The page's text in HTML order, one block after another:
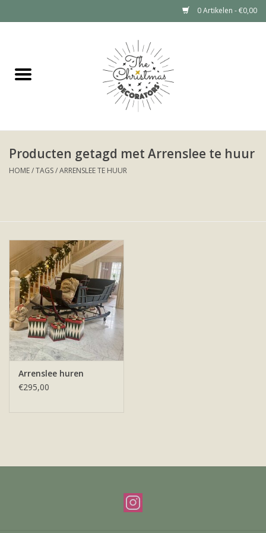
0 Artikelen - €0,00
Grote kerstboom huren (tot 6
Kerstboom huren
Portfolio
Offerte & werkwijze
Producten getagd met Arrenslee te huur
HOME/TAGS/ARRENSLEE TE HUUR
Arrenslee huren
€295,00